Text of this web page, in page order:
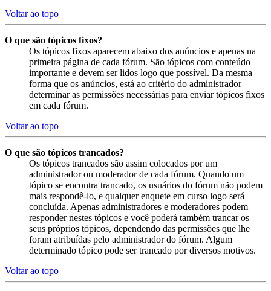
Voltar ao topo
O que são tópicos fixos?
Os tópicos fixos aparecem abaixo dos anúncios e apenas na
primeira página de cada fórum. São tópicos com conteúdo
importante e devem ser lidos logo que possível. Da mesma
forma que os anúncios, está ao critério do administrador
determinar as permissões necessárias para enviar tópicos fixos
em cada fórum.
Voltar ao topo
O que são tópicos trancados?
Os tópicos trancados são assim colocados por um
administrador ou moderador de cada fórum. Quando um
tópico se encontra trancado, os usuários do fórum não podem
mais respondê-lo, e qualquer enquete em curso logo será
concluída. Apenas administradores e moderadores podem
responder nestes tópicos e você poderá também trancar os
seus próprios tópicos, dependendo das permissões que lhe
foram atribuídas pelo administrador do fórum. Algum
determinado tópico pode ser trancado por diversos motivos.
Voltar ao topo